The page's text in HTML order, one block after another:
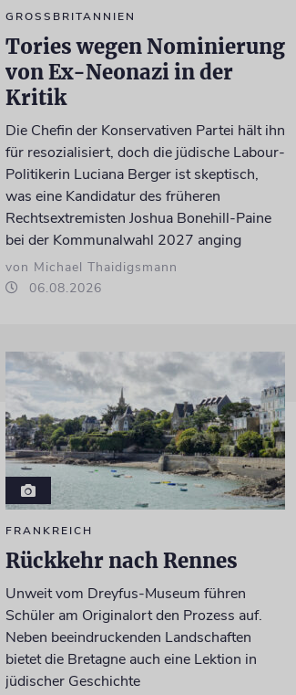
GROSSBRITANNIEN
Tories wegen Nominierung
von Ex-Neonazi in der
Kritik
Die Chefin der Konservativen Partei hält ihn
für resozialisiert, doch die jüdische Labour-
Politikerin Luciana Berger ist skeptisch,
was eine Kandidatur des früheren
Rechtsextremisten Joshua Bonehill-Paine
bei der Kommunalwahl 2027 anging
von Michael Thaidigsmann
06.08.2026
FRANKREICH
Rückkehr nach Rennes
Unweit vom Dreyfus-Museum führen
Schüler am Originalort den Prozess auf.
Neben beeindruckenden Landschaften
bietet die Bretagne auch eine Lektion in
jüdischer Geschichte